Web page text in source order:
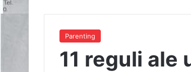
Parenting
11 reguli ale